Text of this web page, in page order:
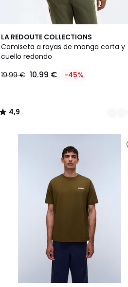
LA REDOUTE COLLECTIONS
Camiseta a rayas de manga corta y
cuello redondo
19.99 € 10.99 € -45%
4,9
/ 5
2
Colores
4,9
/